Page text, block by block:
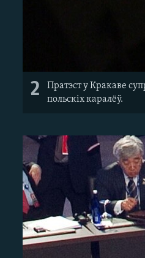
2
Пратэст у Кракаве
польскіх каралёў.